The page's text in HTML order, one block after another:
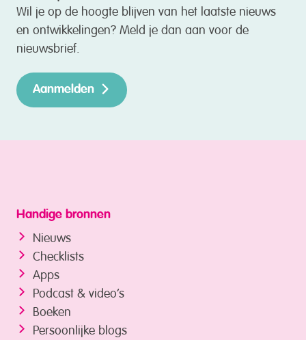
Wil je op de hoogte blijven van het laatste nieuws
en ontwikkelingen? Meld je dan aan voor de
nieuwsbrief.
Aanmelden
Handige bronnen
Nieuws
Checklists
Apps
Podcast & video’s
Boeken
Persoonlijke blogs